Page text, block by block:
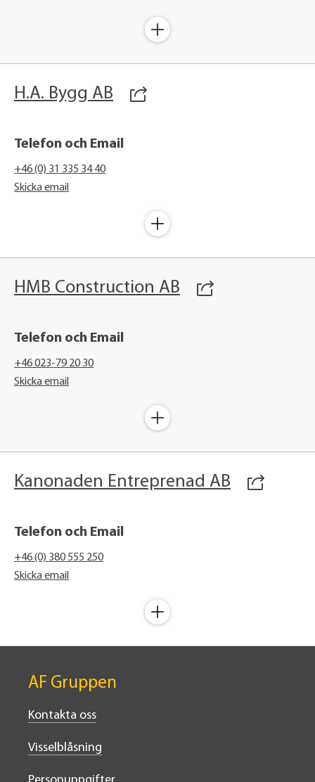
H.A. Bygg AB
Telefon och Email
+46 (0) 31 335 34 40
Skicka email
HMB Construction AB
Telefon och Email
+46 023-79 20 30
Skicka email
Kanonaden Entreprenad AB
Telefon och Email
+46 (0) 380 555 250
Skicka email
AF Gruppen
Kontakta oss
Visselblåsning